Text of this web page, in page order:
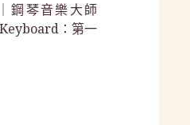
鋼琴音樂大師
：第一